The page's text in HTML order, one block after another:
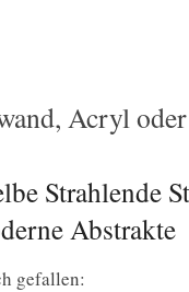
Acryl
Strahlende
Abstrakte
gefallen: